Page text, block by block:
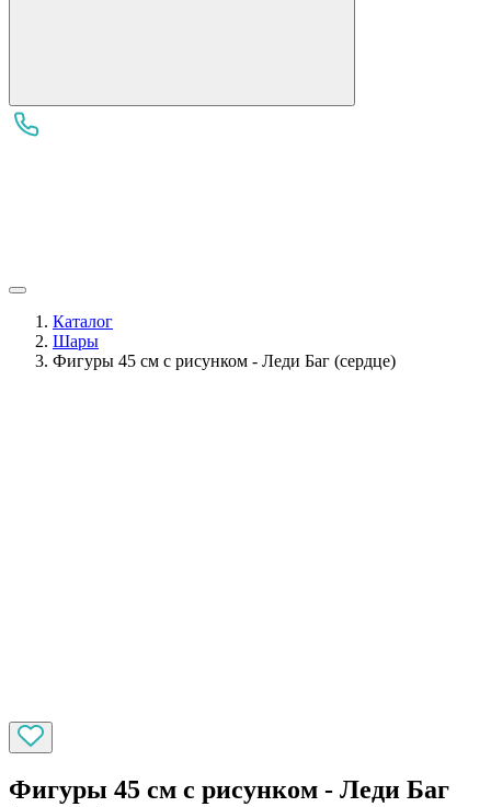
Каталог
Шары
Фигуры 45 см с рисунком - Леди Баг (сердце)
Фигуры 45 см с рисунком - Леди Баг